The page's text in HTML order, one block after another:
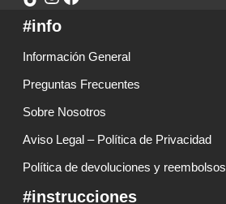
#info
Información General
Preguntas Frecuentes
Sobre Nosotros
Aviso Legal – Política de Privacidad
Política de devoluciones y reembolsos
#instrucciones